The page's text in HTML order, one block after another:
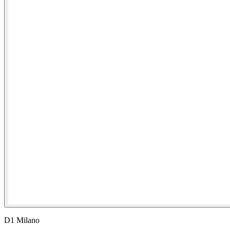
D1 Milano